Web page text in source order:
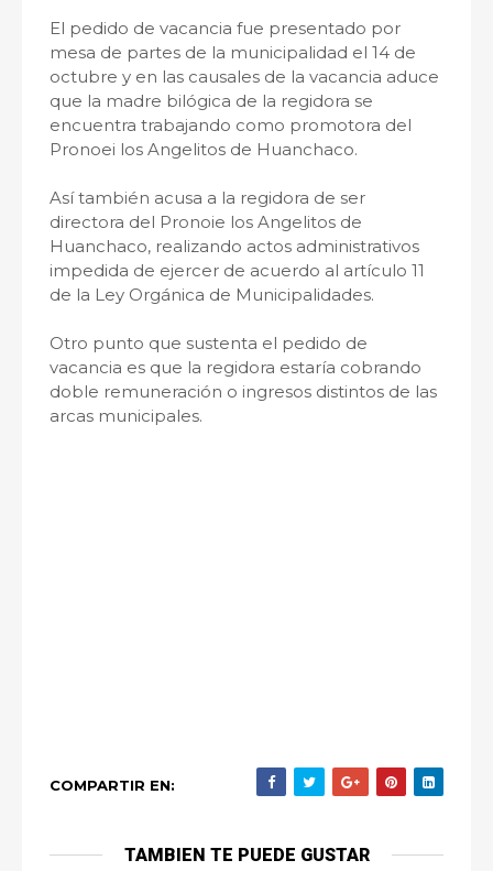
El pedido de vacancia fue presentado por
mesa de partes de la municipalidad el 14 de
octubre y en las causales de la vacancia aduce
que la madre bilógica de la regidora se
encuentra trabajando como promotora del
Pronoei los Angelitos de Huanchaco.
Así también acusa a la regidora de ser
directora del Pronoie los Angelitos de
Huanchaco, realizando actos administrativos
impedida de ejercer de acuerdo al artículo 11
de la Ley Orgánica de Municipalidades.
Otro punto que sustenta el pedido de
vacancia es que la regidora estaría cobrando
doble remuneración o ingresos distintos de las
arcas municipales.
COMPARTIR EN:
TAMBIEN TE PUEDE GUSTAR